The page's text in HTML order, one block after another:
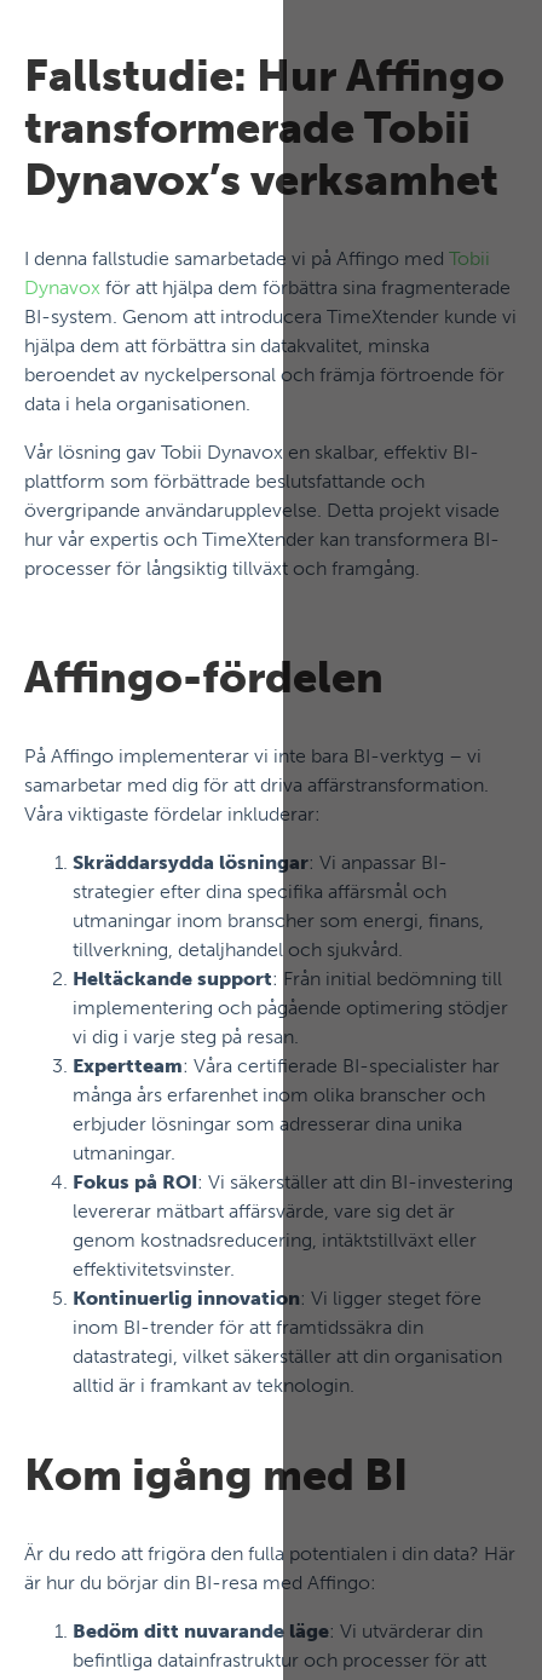
Fallstudie: Hur Affingo
transformerade Tobii
Dynavox’s verksamhet
I denna fallstudie samarbetade vi på Affingo med Tobii
Dynavox för att hjälpa dem förbättra sina fragmenterade
BI-system. Genom att introducera TimeXtender kunde vi
hjälpa dem att förbättra sin datakvalitet, minska
beroendet av nyckelpersonal och främja förtroende för
data i hela organisationen.
Vår lösning gav Tobii Dynavox en skalbar, effektiv BI-
plattform som förbättrade beslutsfattande och
övergripande användarupplevelse. Detta projekt visade
hur vår expertis och TimeXtender kan transformera BI-
processer för långsiktig tillväxt och framgång.
Affingo-fördelen
På Affingo implementerar vi inte bara BI-verktyg – vi
samarbetar med dig för att driva affärstransformation.
Våra viktigaste fördelar inkluderar:
Skräddarsydda lösningar: Vi anpassar BI-
strategier efter dina specifika affärsmål och
utmaningar inom branscher som energi, finans,
tillverkning, detaljhandel och sjukvård.
Heltäckande support: Från initial bedömning till
implementering och pågående optimering stödjer
vi dig i varje steg på resan.
Expertteam: Våra certifierade BI-specialister har
många års erfarenhet inom olika branscher och
erbjuder lösningar som adresserar dina unika
utmaningar.
Fokus på ROI: Vi säkerställer att din BI-investering
levererar mätbart affärsvärde, vare sig det är
genom kostnadsreducering, intäktstillväxt eller
effektivitetsvinster.
Kontinuerlig innovation: Vi ligger steget före
inom BI-trender för att framtidssäkra din
datastrategi, vilket säkerställer att din organisation
alltid är i framkant av teknologin.
Kom igång med BI
Är du redo att frigöra den fulla potentialen i din data? Här
är hur du börjar din BI-resa med Affingo:
Bedöm ditt nuvarande läge: Vi utvärderar din
befintliga datainfrastruktur och processer för att